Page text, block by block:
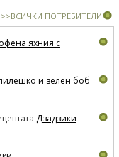
>>ВСИЧКИ ПОТРЕБИТЕЛИ
яхния с
и зелен боб
Дзадзики